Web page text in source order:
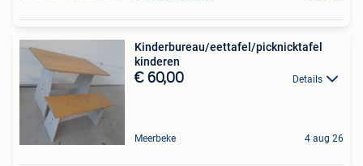
Kinderbureau/eettafel/picknicktafel
kinderen
€ 60,00 Details
Meerbeke 4 aug 26